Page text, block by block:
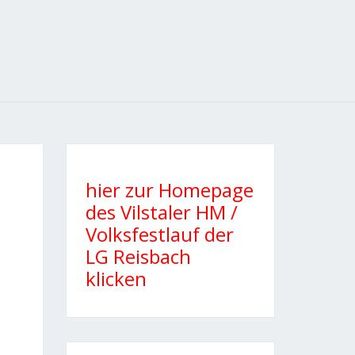
hier zur Homepage
des Vilstaler HM /
Volksfestlauf der
LG Reisbach
klicken